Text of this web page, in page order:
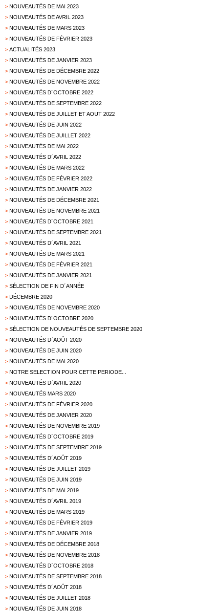
> NOUVEAUTÉS DE MAI 2023
> NOUVEAUTÉS DE AVRIL 2023
> NOUVEAUTÉS DE MARS 2023
> NOUVEAUTÉS DE FÉVRIER 2023
> ACTUALITÉS 2023
> NOUVEAUTÉS DE JANVIER 2023
> NOUVEAUTÉS DE DÉCEMBRE 2022
> NOUVEAUTÉS DE NOVEMBRE 2022
> NOUVEAUTÉS D´OCTOBRE 2022
> NOUVEAUTÉS DE SEPTEMBRE 2022
> NOUVEAUTÉS DE JUILLET ET AOUT 2022
> NOUVEAUTÉS DE JUIN 2022
> NOUVEAUTÉS DE JUILLET 2022
> NOUVEAUTÉS DE MAI 2022
> NOUVEAUTÉS D´AVRIL 2022
> NOUVEAUTÉS DE MARS 2022
> NOUVEAUTÉS DE FÉVRIER 2022
> NOUVEAUTÉS DE JANVIER 2022
> NOUVEAUTÉS DE DÉCEMBRE 2021
> NOUVEAUTÉS DE NOVEMBRE 2021
> NOUVEAUTÉS D´OCTOBRE 2021
> NOUVEAUTÉS DE SEPTEMBRE 2021
> NOUVEAUTÉS D´AVRIL 2021
> NOUVEAUTÉS DE MARS 2021
> NOUVEAUTÉS DE FÉVRIER 2021
> NOUVEAUTÉS DE JANVIER 2021
> SÉLECTION DE FIN D´ANNÉE
> DÉCEMBRE 2020
> NOUVEAUTÉS DE NOVEMBRE 2020
> NOUVEAUTÉS D´OCTOBRE 2020
> SÉLECTION DE NOUVEAUTÉS DE SEPTEMBRE 2020
> NOUVEAUTÉS D´AOÛT 2020
> NOUVEAUTÉS DE JUIN 2020
> NOUVEAUTÉS DE MAI 2020
> NOTRE SELECTION POUR CETTE PERIODE...
> NOUVEAUTÉS D´AVRIL 2020
> NOUVEAUTÉS MARS 2020
> NOUVEAUTÉS DE FÉVRIER 2020
> NOUVEAUTÉS DE JANVIER 2020
> NOUVEAUTÉS DE NOVEMBRE 2019
> NOUVEAUTÉS D´OCTOBRE 2019
> NOUVEAUTÉS DE SEPTEMBRE 2019
> NOUVEAUTÉS D´AOÛT 2019
> NOUVEAUTÉS DE JUILLET 2019
> NOUVEAUTÉS DE JUIN 2019
> NOUVEAUTÉS DE MAI 2019
> NOUVEAUTÉS D´AVRIL 2019
> NOUVEAUTÉS DE MARS 2019
> NOUVEAUTÉS DE FÉVRIER 2019
> NOUVEAUTÉS DE JANVIER 2019
> NOUVEAUTÉS DE DÉCEMBRE 2018
> NOUVEAUTÉS DE NOVEMBRE 2018
> NOUVEAUTÉS D´OCTOBRE 2018
> NOUVEAUTÉS DE SEPTEMBRE 2018
> NOUVEAUTÉS D´AOÛT 2018
> NOUVEAUTÉS DE JUILLET 2018
> NOUVEAUTÉS DE JUIN 2018